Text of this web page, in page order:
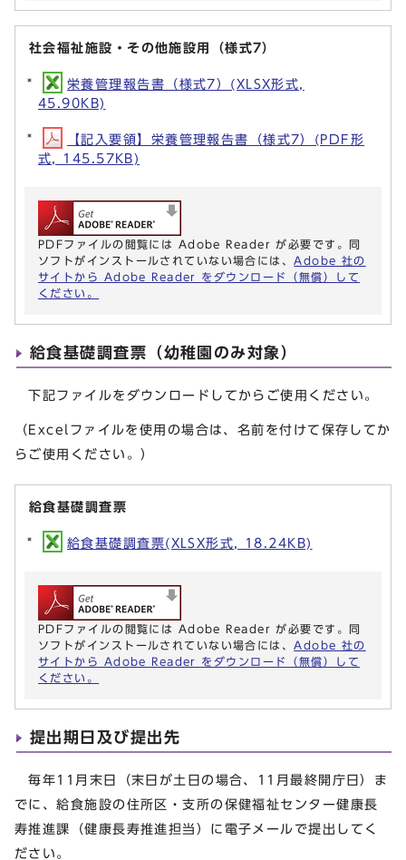
社会福祉施設・その他施設用（様式7）
栄養管理報告書（様式7）(XLSX形式,
45.90KB)
【記入要領】栄養管理報告書（様式7）(PDF形
式, 145.57KB)
PDFファイルの閲覧には Adobe Reader が必要です。同
ソフトがインストールされていない場合には、 Adobe 社の
サイトから Adobe Reader をダウンロード（無償）して
ください。
給食基礎調査票（幼稚園のみ対象）
下記ファイルをダウンロードしてからご使用ください。
（Excelファイルを使用の場合は、名前を付けて保存してか
らご使用ください。）
給食基礎調査票
給食基礎調査票(XLSX形式, 18.24KB)
PDFファイルの閲覧には Adobe Reader が必要です。同
ソフトがインストールされていない場合には、 Adobe 社の
サイトから Adobe Reader をダウンロード（無償）して
ください。
提出期日及び提出先
毎年11月末日（末日が土日の場合、11月最終開庁日）ま
でに、給食施設の住所区・支所の保健福祉センター健康長
寿推進課（健康長寿推進担当）に電子メールで提出してく
ださい。